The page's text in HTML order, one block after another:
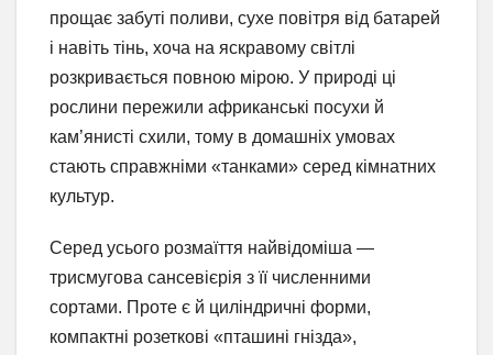
прощає забуті поливи, сухе повітря від батарей
і навіть тінь, хоча на яскравому світлі
розкривається повною мірою. У природі ці
рослини пережили африканські посухи й
кам’янисті схили, тому в домашніх умовах
стають справжніми «танками» серед кімнатних
культур.
Серед усього розмаїття найвідоміша —
трисмугова сансевієрія з її численними
сортами. Проте є й циліндричні форми,
компактні розеткові «пташині гнізда»,